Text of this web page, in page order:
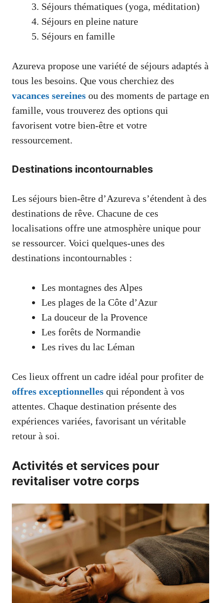
Séjours thématiques (yoga, méditation)
Séjours en pleine nature
Séjours en famille
Azureva propose une variété de séjours adaptés à
tous les besoins. Que vous cherchiez des
vacances sereines ou des moments de partage en
famille, vous trouverez des options qui
favorisent votre bien-être et votre
ressourcement.
Destinations incontournables
Les séjours bien-être d’Azureva s’étendent à des
destinations de rêve. Chacune de ces
localisations offre une atmosphère unique pour
se ressourcer. Voici quelques-unes des
destinations incontournables :
Les montagnes des Alpes
Les plages de la Côte d’Azur
La douceur de la Provence
Les forêts de Normandie
Les rives du lac Léman
Ces lieux offrent un cadre idéal pour profiter de
offres exceptionnelles qui répondent à vos
attentes. Chaque destination présente des
expériences variées, favorisant un véritable
retour à soi.
Activités et services pour
revitaliser votre corps